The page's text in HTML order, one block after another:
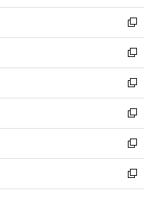
開
く
ウ
で
開
く
ン
ド
ウ
で
開
く
新
し
い
ウ
ィ
ン
ド
ウ
で
開
く
新
し
い
ウ
ィ
ン
ド
ウ
で
開
新
し
い
ウ
ィ
ン
ド
ウ
新
し
い
ウ
ィ
ン
新
し
い
ウ
新
し